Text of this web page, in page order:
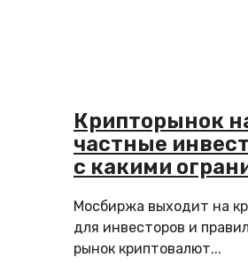
Крипторынок
частные
с какими
Мосбиржа выходит на
для инвесторов и
рынок криптовалют...